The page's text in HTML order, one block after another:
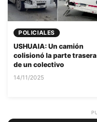
POLICIALES
USHUAIA: Un camión
colisionó la parte trasera
de un colectivo
14/11/2025